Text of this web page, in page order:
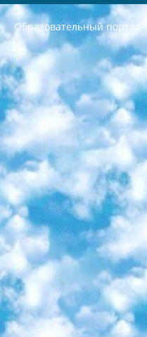
Образовательный портал
РЕСПУБЛИКА УЗБЕКИСТАН МИНИСТРЕРСТВО ДОШКОЛЬНОГО И ШКОЛЬНОГО ОБРАЗОВАНИЯ КОМАНДА в общеобразовательных учреждениях в 2023-2024 учебном году организация и проведение итоговой государственной аттестации обучающихся о Министра дошкольного и школьного образования Республики Узбекистан от 4 марта 2008 года (постановлением Минюста от 20 марта 2008 года № 1778 государственной регистрации) «Итоговое состояние учащихся общего среднего образования на основании положения об утверждении положения об аттестации общего среднего образования выпускной экзамен студентов в образовательных учреждениях в 2023-2024 учебном году В целях организации и прохождения аттестации приказываю: 1. Следующее: перечень предметов, по которым будет проводиться итоговая государственная аттестация и экзамен формы перевода согласно приложению 1; сертификаты международного образца, оценивающие уровень владения иностранными языками перечень согласно приложению 2; 2. Педагогический при специализированных образовательных учреждениях. научно-практический центр квалификации и международной оценки (Д.Давидова) 2024 г. До 25 марта: задания по предметам, по которым будет проводиться итоговая аттестация разработка и утверждение технических условий; итоговая аттестация на основании разработанного предметного задания разработка вопросов по предметам (устно и письменно), экзамен передача; общеобразовательные средние школы и специальные учебные заведения учащиеся выпускных классов школ и интернатов в агентской системе подготовка базы данных экзаменационных материалов и критериев оценки; перевод базы экзаменационных материалов на все языки обучения подать в Республиканский образовательный центр для изготовления; варианты экзаменов на основе разработанных контрольных материалов пусть будут поставлены задачи формирования. 3. Республиканский образовательный центр (Ш.Худайкулов) до 5 апреля 2024 года. до: база данных предоставленных экзаменационных материалов на все языки обучения перевод и экспертиза; для слепых, слабовидящих, глухих, слабослышащих и умственно отсталых детей учащиеся выпускных классов специализированных школ и школ-интернатов база данных экзаменационных материалов на всех преподаваемых языках подготовка критериев оценки; специализированные школы для умственно отсталых детей и технологии для учащихся выпускных классов школ-интернатов разработка соответствующих рекомендаций и критериев проведения ЕГЭ по естествознанию давать задания. 4. Педагогический при специализированных образовательных учреждениях. Научно-практический центр навыков и международной оценки (Д.Давидова), Республика образовательный центр (Худайкулов Ш.) итоговый государственный аттестационный экзамен ориентирован на творческое и логическое мышление при подготовке базы материалов учитывать введение заданий. 5. Следует отметить, что: сертификат государственного образца о знании общеобразовательного предмета и как минимум национальный уровень B1 по предметам на иностранных языках, указанным в Приложении 2. или международно признанный сертификат эквивалентного уровня студенты, изучающие определенный предмет, освобождаются от экзамена; по соответствующим предметам запланирована итоговая государственная аттестация за день до дня, путем жеребьевки Рабочей группой (в письменной форме по предметам, проводимым в форме) из числа сформированных вариантов выбрано 2 варианта; 2 выбранных варианта экзамена анонсированы на официальном сайте министерства и все выпускники по всей стране на основе этих вариантов проводит итоговую государственную аттестацию. 6. Государственное образование учащихся средних общеобразовательных учреждений. знания в соответствии с квалификационными требованиями, которые необходимо приобрести на основании стандартов итоговый (выпускной) контроль для 9 и 11 классов в целях тестирования Экзамены (далее – экзамены) состоят из предметов, перечисленных в приложении 1. будет сделано. 7. Экзамены пройдут с 26 мая по 15 июня 2024 г. (кроме науки физического воспитания). 8. Физическая для учащихся 9 классов общесредних образовательных учреждений. Экзамены по предмету «Образование, квалификация медицина» 1-6 мая 2024 года. сотрудники перевести под присмотр (с отклонениями в физическом или умственном развитии) специализированная школа для детей, школы-интернаты и со сколиозом школы-интернаты санаторного типа для больных детей исключены). 9. Он был слепым, слабовидящим и имел нарушения опорно-двигательного аппарата. экзамены в специализированных школах и интернатах для детей должны проводиться исходя из требований, предъявляемых к общеобразовательным учреждениям (физкультура кроме науки). 10. Специализированная школа для глухих и слабослышащих детей. и экзамены в интернатах и быть реализован в виде письменного теста по математике. 11. Специальность для умственно отсталых детей. Для 9 класса Родной язык и литературное письмо Государственный язык (язык обучения – узбекский). для неклассов) написано Математическое письмо Письменная/устная история Узбекистана Физическое воспитание практично Итоговый контроль Для 11 класса Написание родного языка и литературы (эссе) Математическое письмо Узбекский язык (обучение на узбекском языке) не посещающее общее среднее образование для учреждений)/Образовательное учреждение выбор письменный и устный Иностранный язык письменный/устный Письменная/устная история Узбекистана *По выбору студента:  Химия  Физика  Основы государственного права  География 10 бесплатных